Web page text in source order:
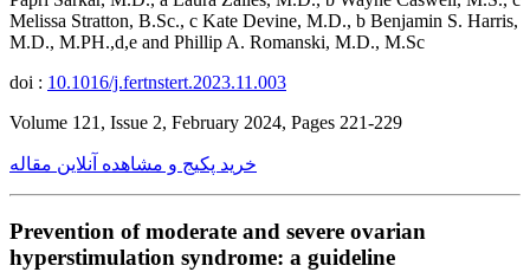
Melissa Stratton, B.Sc., c Kate Devine, M.D., b Benjamin S. Harris,
M.D., M.PH.,d,e and Phillip A. Romanski, M.D., M.Sc
doi : 10.1016/j.fertnstert.2023.11.003
Volume 121, Issue 2, February 2024, Pages 221-229
خرید پکیج و مشاهده آنلاین مقاله
Prevention of moderate and severe ovarian
hyperstimulation syndrome: a guideline